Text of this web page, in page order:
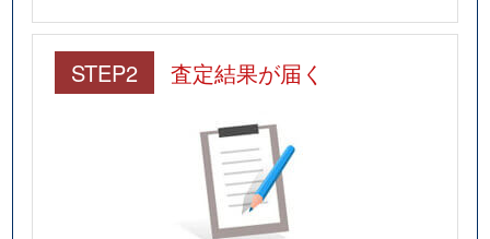
STEP2 査定結果が届く